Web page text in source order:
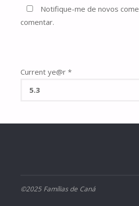
Notifique-me de novos
comentar.
Current ye@r *
©2025 Famílias de Caná